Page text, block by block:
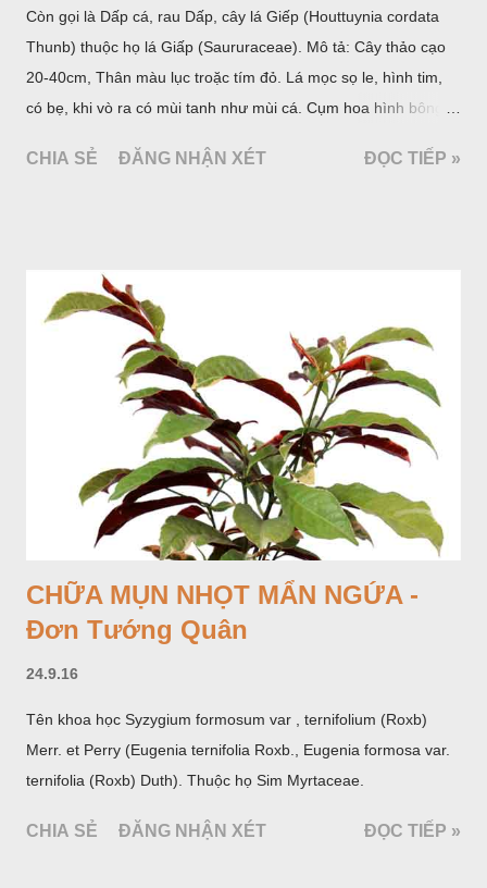
Còn gọi là Dấp cá, rau Dấp, cây lá Giếp (Houttuynia cordata
Thunb) thuộc họ lá Giấp (Saururaceae). Mô tả: Cây thảo cạo
20-40cm, Thân màu lục troặc tím đỏ. Lá mọc sọ le, hình tim,
có bẹ, khi vò ra có mùi tanh như mùi cá. Cụm hoa hình bông
nhạt. Hạt hình trái xoan nhẵn. Mùa hoa quả: tháng 5 – 7.
CHIA SẺ ĐĂNG NHẬN XÉT ĐỌC TIẾP »
CHỮA MỤN NHỌT MẨN NGỨA -
Đơn Tướng Quân
24.9.16
Tên khoa học Syzygium formosum var , ternifolium (Roxb)
Merr. et Perry (Eugenia ternifolia Roxb., Eugenia formosa var.
ternifolia (Roxb) Duth). Thuộc họ Sim Myrtaceae.
CHIA SẺ ĐĂNG NHẬN XÉT ĐỌC TIẾP »